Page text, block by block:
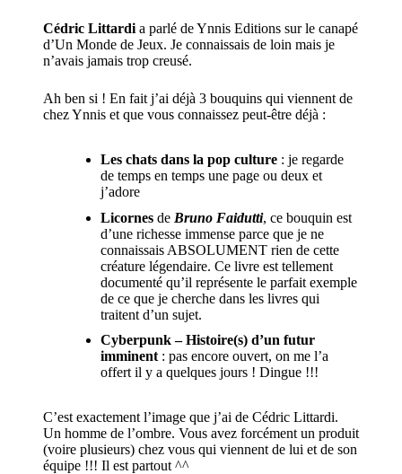
Cédric Littardi a parlé de Ynnis Editions surle canapé
d’Un Monde de Jeux. Je connaissais de loin mais je
n’avais jamais trop creusé.
Ah ben si ! En fait j’ai déjà 3 bouquins qui viennent de
chez Ynnis et que vous connaissez peut-être déjà :
Les chats dans la pop culture : je regarde
de temps en temps une page ou deux et
j’adore
Licornes de Bruno Faidutti, ce bouquin est
d’une richesse immense parce que je ne
connaissais ABSOLUMENT rien de cette
créature légendaire. Ce livre est tellement
documenté qu’il représente le parfait exemple
de ce que je cherche dans les livres qui
traitent d’un sujet.
Cyberpunk – Histoire(s) d’un futur
imminent : pas encore ouvert, on me l’a
offert il y a quelques jours ! Dingue !!!
C’est exactement l’image que j’ai de Cédric Littardi.
Un homme de l’ombre. Vous avez forcément un produit
(voire plusieurs) chez vous qui viennent de lui et de son
équipe !!! Il est partout ^^